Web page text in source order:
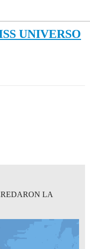
UNIVERSO
LA